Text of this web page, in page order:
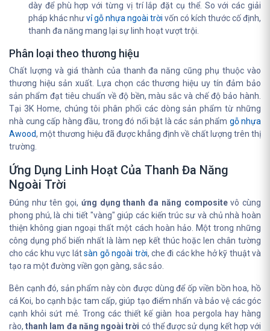
dày để phù hợp với từng vị trí lắp đặt cụ thể. So với các giải
pháp khác nhưvỉ gỗ nhựa ngoài trời vốn có kích thước cố định,
thanh đa năng mang lại sự linh hoạt vượt trội.
Phân loại theo thương hiệu
Chất lượng và giá thành của thanh đa năng cũng phụ thuộc vào
thương hiệu sản xuất. Lựa chọn các thương hiệu uy tín đảm bảo
sản phẩm đạt tiêu chuẩn về độ bền, màu sắc và chế độ bảo hành.
Tại 3K Home, chúng tôi phân phối các dòng sản phẩm từ những
nhà cung cấp hàng đầu, trong đó nổi bật là các sản phẩm gỗ nhựa
Awood, một thương hiệu đã được khẳng định về chất lượng trên thị
trường.
Ứng Dụng Linh Hoạt Của Thanh Đa Năng
Ngoài Trời
Đúng như tên gọi, ứng dụng thanh đa năng compositevô cùng
phong phú, là chi tiết "vàng" giúp các kiến trúc sư và chủ nhà hoàn
thiện không gian ngoại thất một cách hoàn hảo. Một trong những
công dụng phổ biến nhất là làm nẹp kết thúc hoặc len chân tường
cho các khu vực látsàn gỗ ngoài trời, che đi các khe hở kỹ thuật và
tạo ra một đường viền gọn gàng, sắc sảo.
Bên cạnh đó, sản phẩm này còn được dùng để ốp viền bồn hoa, hồ
cá Koi, bo cạnh bậc tam cấp, giúp tạo điểm nhấn và bảo vệ các góc
cạnh khỏi sứt mẻ. Trong các thiết kế giàn hoa pergola hay hàng
rào,thanh lam đa năng ngoài trời có thể được sử dụng kết hợp với